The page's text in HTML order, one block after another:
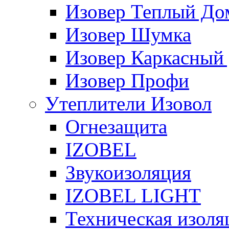
Изовер Теплый
Изовер Шумка
Изовер
Изовер Профи
Утеплители Изовол
Огнезащита
IZOBEL
Звукоизоляция
IZOBEL LIGHT
Техническая